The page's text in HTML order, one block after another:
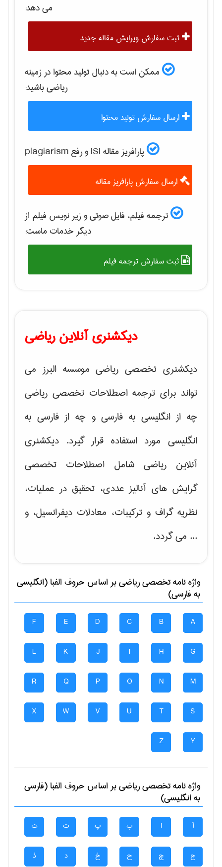
می دهد:
ثبت سفارش ویرایش مقاله جدید
ممکن است به دنبال تولید محتوا در زمینه
رياضیباشید:
ارسال سفارش تولید محتوا
پارافریز مقاله ISI و رفع plagiarism
ارسال سفارش پارافریز مقاله
ترجمه فیلم، فایل صوتی و زیر نویس فیلم از
دیگر خدمات ماست:
ثبت سفارش ترجمه فیلم
دیکشنری آنلاین ریاضی
دیکشنری تخصصی ریاضی موسسه البرز می
تواند برای ترجمه اصطلاحات تخصصی ریاضی
چه از انگلیسی به فارسی و چه از فارسی به
انگلیسی مورد استفاده قرار گیرد. دیکشنری
آنلاین ریاضی شامل اصطلاحات تخصصی
گرایش های آنالیز عددی، تحقیق در عملیات،
نظریه گراف و تركیبات، معادلات دیفرانسیل، و
... می گردد.
واژه نامه تخصصیرياضیبر اساس حروف الفبا (انگلیسی
به فارسی)
A
B
C
D
E
F
G
H
I
J
K
L
M
N
O
P
Q
R
S
T
U
V
W
X
Y
Z
واژه نامه تخصصیرياضیبر اساس حروف الفبا (فارسی
به انگلیسی)
آ ا ب پ ت ث
ج چ ح خ د ذ